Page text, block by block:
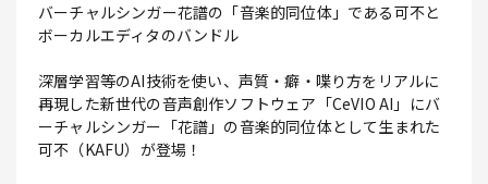
バーチャルシンガー花譜の「音楽的同位体」である可不と
ボーカルエディタのバンドル
深層学習等のAI技術を使い、声質・癖・喋り方をリアルに
再現した新世代の音声創作ソフトウェア「CeVIO AI」にバ
ーチャルシンガー「花譜」の音楽的同位体として生まれた
可不（KAFU）が登場！